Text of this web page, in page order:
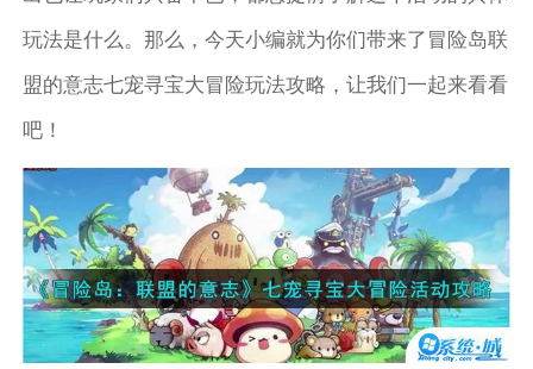
玩法是什么。那么，今天小编就为你们带来了冒险岛联
盟的意志七宠寻宝大冒险玩法攻略，让我们一起来看看
吧！